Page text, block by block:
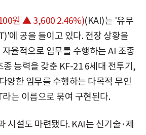
원 ▲ 3,600 2.46%)(KAI)는 '유무
에 공을 들이고 있다. 전장 상황을
율적으로 임무를 수행하는 AI 조종
능력을 갖춘 KF-21 6세대 전투기,
양한 임무를 수행하는 다목적 무인
는 이름으로 묶여 구현된다.
시설도 마련됐다. KAI는 신기술·제